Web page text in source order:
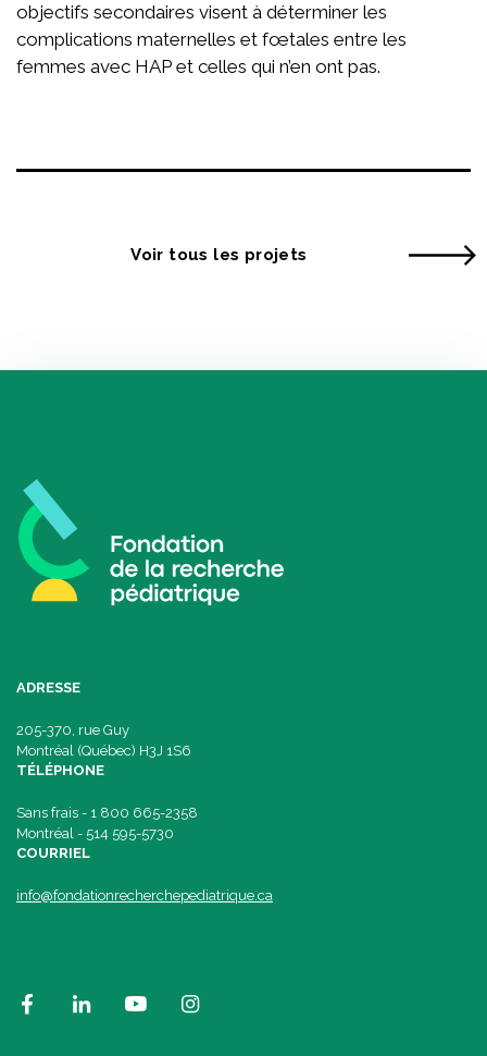
objectifs secondaires visent à déterminer les
complications maternelles et fœtales entre les
femmes avec HAP et celles qui n’en ont pas.
Voir tous les projets
ADRESSE
205-370, rue Guy
Montréal (Québec) H3J 1S6
TÉLÉPHONE
Sans frais - 1 800 665-2358
Montréal - 514 595-5730
COURRIEL
info@fondationrecherchepediatrique.ca